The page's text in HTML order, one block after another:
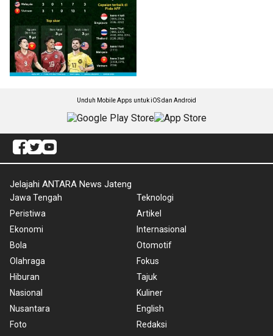
Unduh Mobile Apps untuk iOS dan Android
Jelajahi ANTARA News Jateng
Jawa Tengah
Peristiwa
Ekonomi
Bola
Olahraga
Hiburan
Nasional
Nusantara
Foto
Teknologi
Artikel
Internasional
Otomotif
Fokus
Tajuk
Kuliner
English
Redaksi